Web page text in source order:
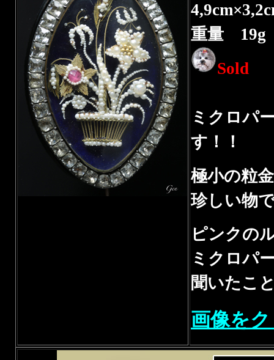
重量 19g
Sold
ミクロパ
す！！
極小の粒
珍しい物
ピンクの
ミクロパ
聞いたこ
画像を